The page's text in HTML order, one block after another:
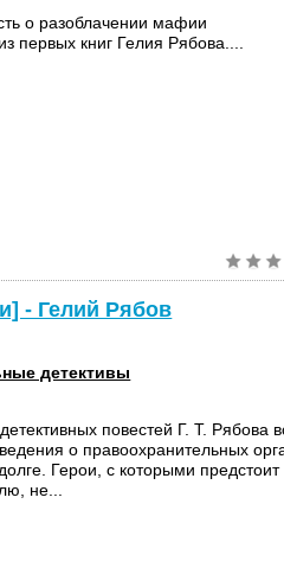
о разоблачении мафии
первых книг Гелия Рябова....
- Гелий Рябов
детективы
повестей Г. Т. Рябова
о правоохранительных
Герои, с которыми предстоит
не...